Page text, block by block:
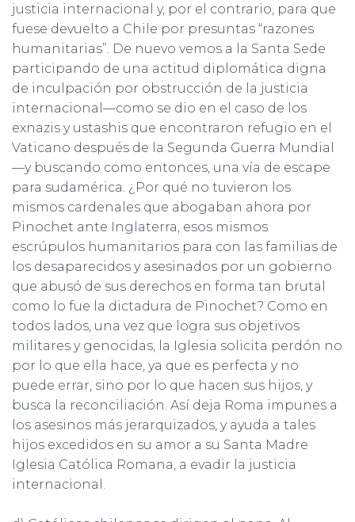
justicia internacional y, por el contrario, para que
fuese devuelto a Chile por presuntas “razones
humanitarias”. De nuevo vemos a la Santa Sede
participando de una actitud diplomática digna
de inculpación por obstrucción de la justicia
internacional—como se dio en el caso de los
exnazis y ustashis que encontraron refugio en el
Vaticano después de la Segunda Guerra Mundial
—y buscando como entonces, una vía de escape
para sudamérica. ¿Por qué no tuvieron los
mismos cardenales que abogaban ahora por
Pinochet ante Inglaterra, esos mismos
escrúpulos humanitarios para con las familias de
los desaparecidos y asesinados por un gobierno
que abusó de sus derechos en forma tan brutal
como lo fue la dictadura de Pinochet? Como en
todos lados, una vez que logra sus objetivos
militares y genocidas, la Iglesia solicita perdón no
por lo que ella hace, ya que es perfecta y no
puede errar, sino por lo que hacen sus hijos, y
busca la reconciliación. Así deja Roma impunes a
los asesinos más jerarquizados, y ayuda a tales
hijos excedidos en su amor a su Santa Madre
Iglesia Católica Romana, a evadir la justicia
internacional.